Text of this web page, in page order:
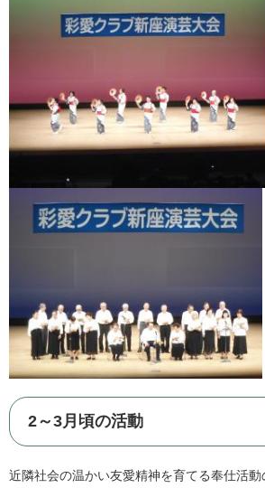
2～3月頃の活動
近隣社会の温かい友愛精神を育てる奉仕活